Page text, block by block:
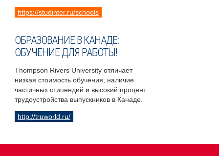
https://studinter.ru/schools
ОБРАЗОВАНИЕ В КАНАДЕ:
ОБУЧЕНИЕ ДЛЯ РАБОТЫ!
Thompson Rivers University отличает
низкая стоимость обучения, наличие
частичных стипендий и высокий процент
трудоустройства выпускников в Канаде.
http://truworld.ru/